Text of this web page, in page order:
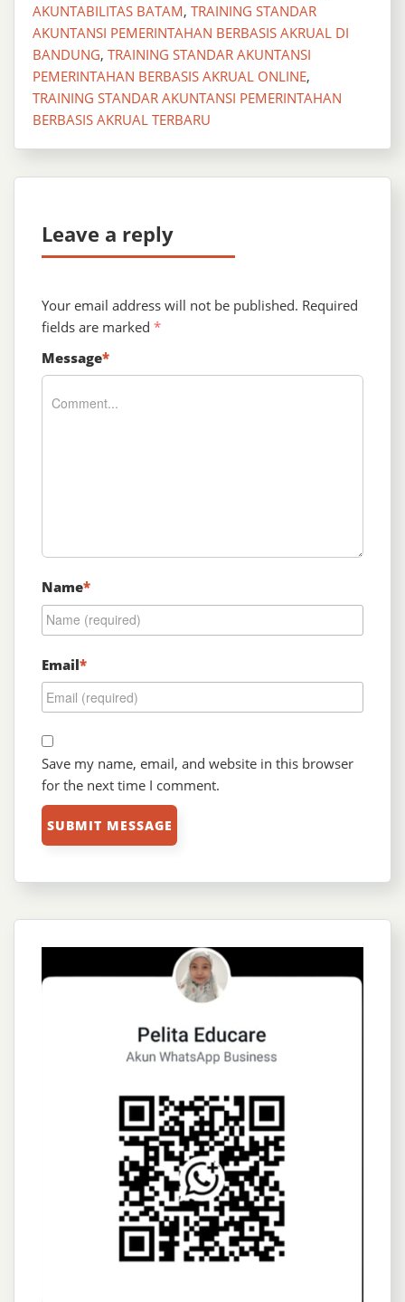
AKUNTABILITAS BATAM, TRAINING STANDAR
AKUNTANSI PEMERINTAHAN BERBASIS AKRUAL DI
BANDUNG, TRAINING STANDAR AKUNTANSI
PEMERINTAHAN BERBASIS AKRUAL ONLINE,
TRAINING STANDAR AKUNTANSI PEMERINTAHAN
BERBASIS AKRUAL TERBARU
Leave a reply
Your email address will not be published. Required
fields are marked *
Message*
Name*
Email*
Save my name, email, and website in this browser
for the next time I comment.